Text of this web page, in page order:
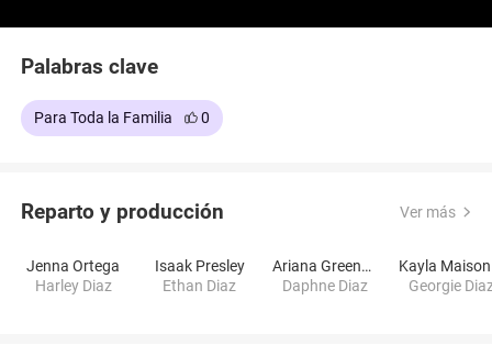
Palabras clave
Para Toda la Familia 0
Reparto y producción Ver más
Jenna Ortega
Harley Diaz
Isaak Presley
Ethan Diaz
Ariana Greenblatt
Daphne Diaz
Georgie